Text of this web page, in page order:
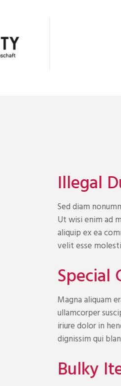
Illegal
Sed diam
Ut wisi enim ad
aliquip ex ea
velit esse
Special
Magna aliquam
ullamcorper
iriure dolor in
dignissim qui
Bulky